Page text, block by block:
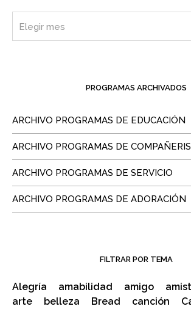
PROGRAMAS ARCHIVADOS
ARCHIVO PROGRAMAS DE EDUCACIÓN
ARCHIVO PROGRAMAS DE
ARCHIVO PROGRAMAS DE SERVICIO
ARCHIVO PROGRAMAS DE ADORACIÓN
FILTRAR POR TEMA
Alegría amabilidad amigo
arte
belleza Bread canción